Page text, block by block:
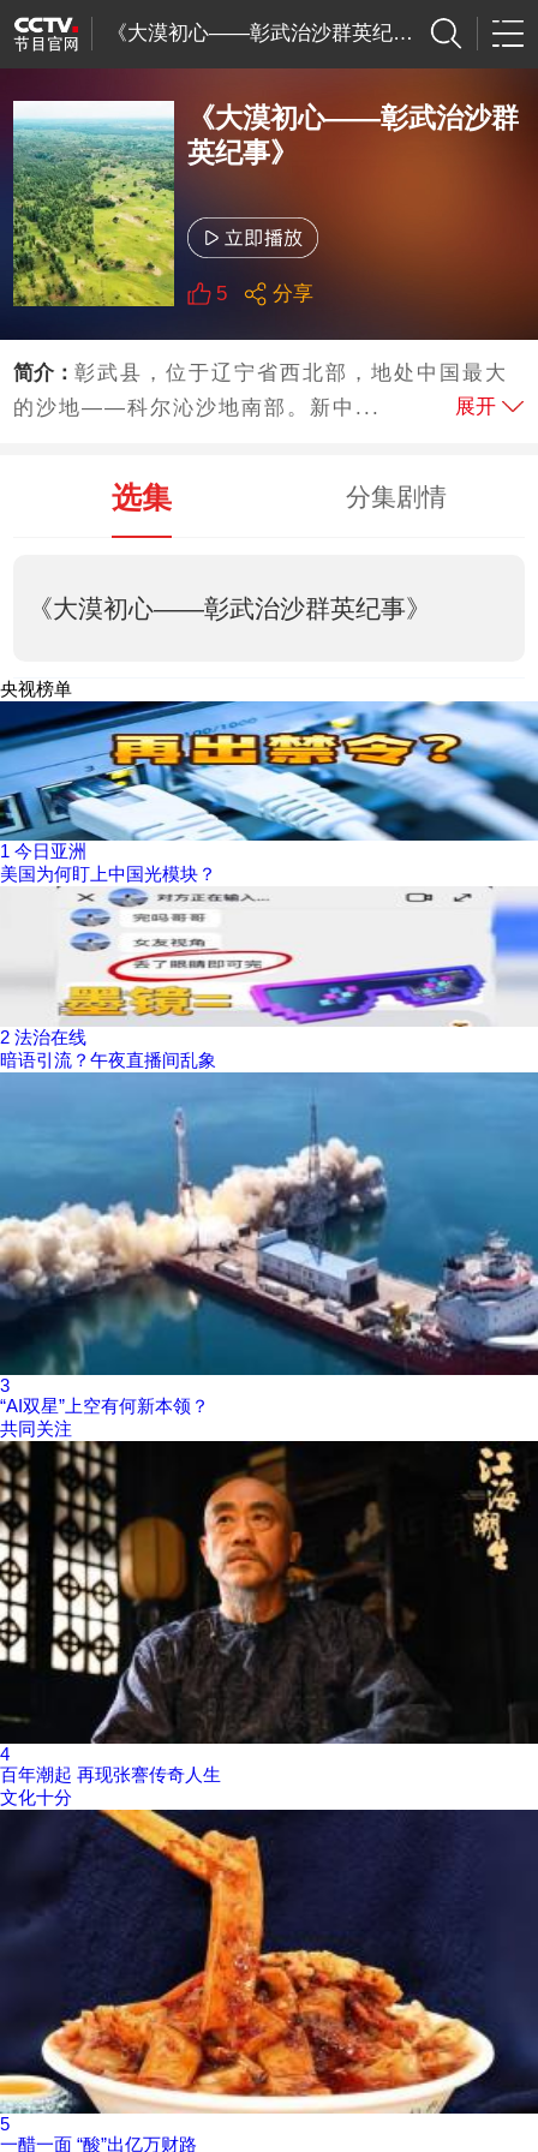
《大漠初心——彰武治沙群英纪事》
《大漠初心——彰武治沙群
英纪事》
5 分享
简介：彰武县，位于辽宁省西北部，地处中国最大
的沙地——科尔沁沙地南部。新中...
展开
选集 分集剧情
《大漠初心——彰武治沙群英纪事》
央视榜单
1 今日亚洲
美国为何盯上中国光模块？
2 法治在线
暗语引流？午夜直播间乱象
3
“AI双星”上空有何新本领？
共同关注
4
百年潮起 再现张謇传奇人生
文化十分
5
一醋一面 “酸”出亿万财路